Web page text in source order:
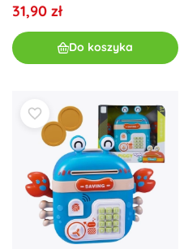
31,90 zł
Do koszyka